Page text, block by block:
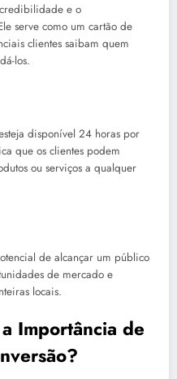
e o
serve como um cartão de
clientes saibam quem
los.
disponível 24 horas por
que os clientes podem
ou serviços a qualquer
de alcançar um público
de mercado e
locais.
Importância de